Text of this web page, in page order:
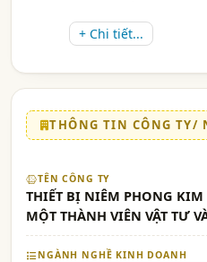
+ Chi tiết...
THÔNG TIN CÔNG TY/
TÊN CÔNG TY
THIẾT BỊ NIÊM PHONG KIM
MỘT THÀNH VIÊN VẬT TƯ
NGÀNH NGHỀ KINH DOANH